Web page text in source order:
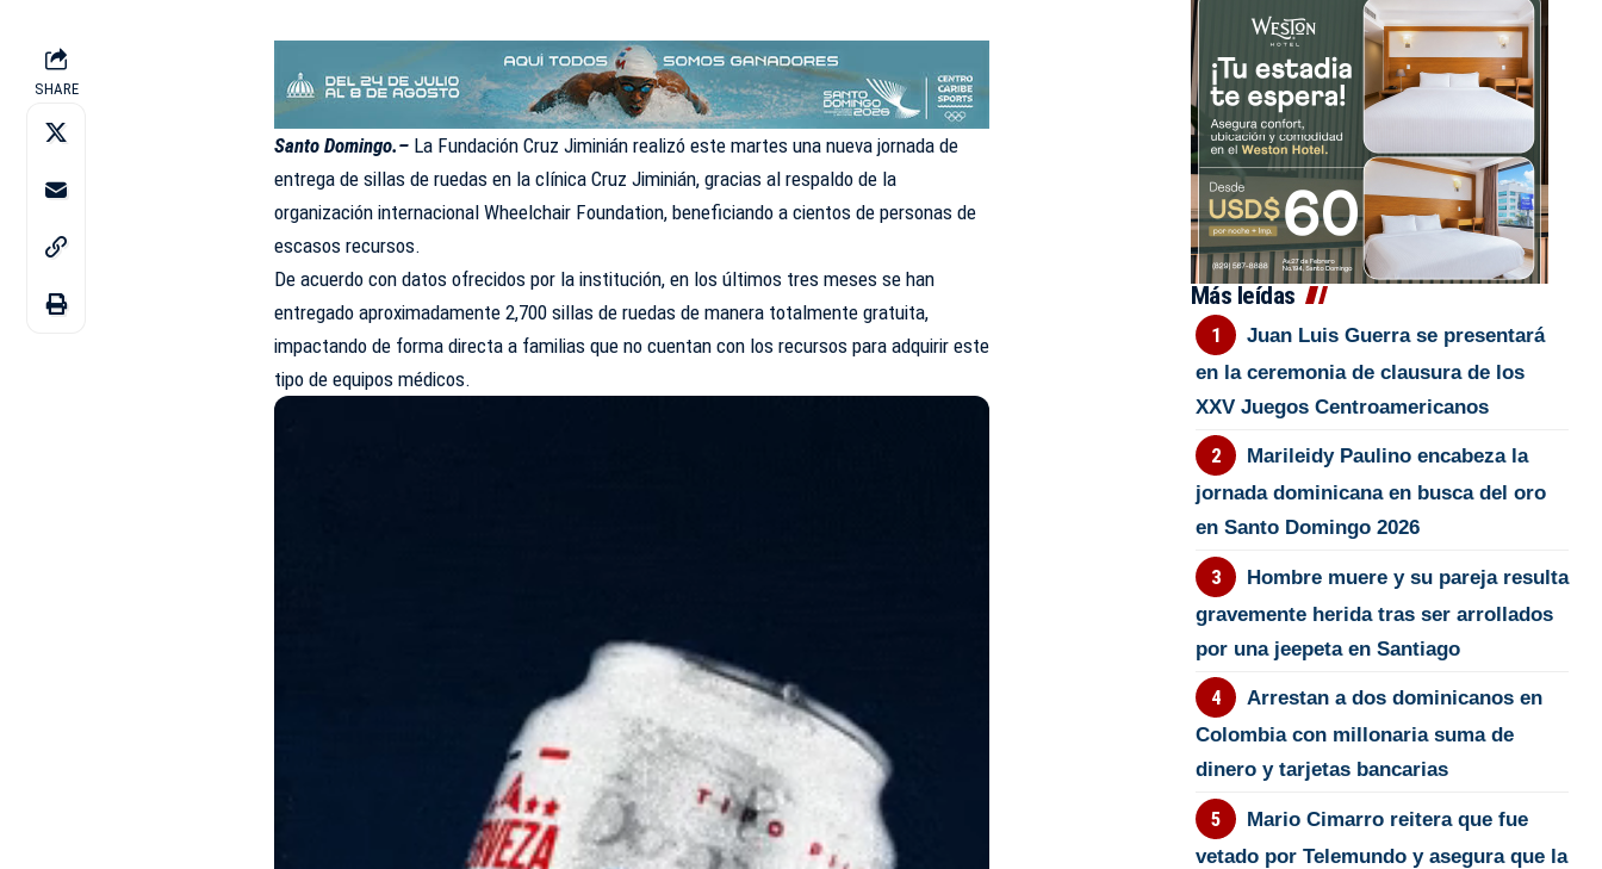
SHARE
Santo Domingo.– La Fundación Cruz Jiminián realizó este martes una nueva jornada de
entrega de sillas de ruedas en la clínica Cruz Jiminián, gracias al respaldo de la
organización internacional Wheelchair Foundation, beneficiando a cientos de personas de
escasos recursos.
De acuerdo con datos ofrecidos por la institución, en los últimos tres meses se han
entregado aproximadamente 2,700 sillas de ruedas de manera totalmente gratuita,
impactando de forma directa a familias que no cuentan con los recursos para adquirir este
tipo de equipos médicos.
Más leídas
Juan Luis Guerra se presentará
en la ceremonia de clausura de los
XXV Juegos Centroamericanos
Marileidy Paulino encabeza la
jornada dominicana en busca del oro
en Santo Domingo 2026
Hombre muere y su pareja resulta
gravemente herida tras ser arrollados
por una jeepeta en Santiago
Arrestan a dos dominicanos en
Colombia con millonaria suma de
dinero y tarjetas bancarias
Mario Cimarro reitera que fue
vetado por Telemundo y asegura que la